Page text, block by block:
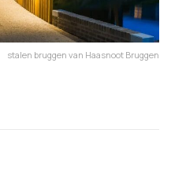
stalen bruggen van Haasnoot Bruggen